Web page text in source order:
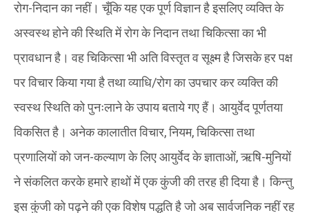
रोग-निदान का नहीं। चूँकि यह एक पूर्ण विज्ञान है इसलिए व्यक्ति के
अस्वस्थ होने की स्थिति में रोग के निदान तथा चिकित्सा का भी
प्रावधान है। वह चिकित्सा भी अति विस्तृत व सूक्ष्म है जिसके हर पक्ष
पर विचार किया गया है तथा व्याधि/रोग का उपचार कर व्यक्ति की
स्वस्थ स्थिति को पुनःलाने के उपाय बताये गए हैं। आयुर्वेद पूर्णतया
विकसित है। अनेक कालातीत विचार, नियम, चिकित्सा तथा
प्रणालियों को जन-कल्याण के लिए आयुर्वेद के ज्ञाताओं, ऋषि-मुनियों
ने संकलित करके हमारे हाथों में एक कुंजी की तरह ही दिया है। किन्तु
इस कुंजी को पढ़ने की एक विशेष पद्धति है जो अब सार्वजनिक नहीं रह